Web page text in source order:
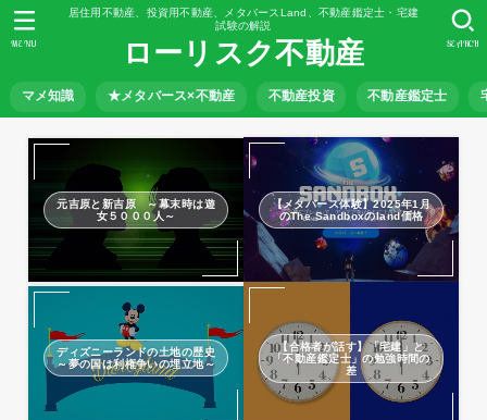
居住用不動産、投資用不動産、メタバースLand、不動産鑑定士・宅建
試験の解説
ローリスク不動産
マメ知識 ★メタバース×不動産 不動産投資 不動産鑑定士
SEARCH
MENU
元吉原と新吉原 ～幕末時は遊
女５０００人～
【メタバース体験】2025年1月
のThe Sandboxのland価格
ディズニーランドの土地の歴史
～夢の国は利権争いの埋立地～
【合格者が話す】「宅建」と
「不動産鑑定士」の勉強時間の
差